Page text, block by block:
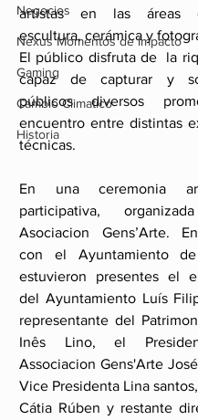
Negocios
Nexus Momentos de Impacto
Gaming
Cambio Climatico
Historia
artistas en las áreas
escultura, cerámica y
El público disfruta de  la
capaz de capturar y
públicos diversos
encuentro entre distintas
técnicas.
En una ceremonia
participativa,
Asociacion Gens’Arte.
con el Ayuntamiento de
estuvieron presentes el
del Ayuntamiento Luís
representante del
Inês Lino, el
Associacion Gens'Arte
Vice Presidenta Lina
Cátia Rúben y restante